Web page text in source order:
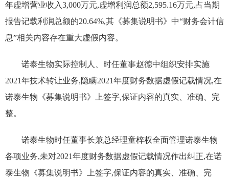
年虚增营业收入3,000万元,虚增利润总额2,595.16万元,占当期
报告记载利润总额的20.64%,其《募集说明书》中“财务会计信
息”相关内容存在重大虚假内容。
诺泰生物实际控制人、时任董事赵德中组织安排实施
2021年技术转让业务,隐瞒2021年度财务数据虚假记载情况,在
诺泰生物《募集说明书》上签字,保证内容的真实、准确、完
整。
诺泰生物时任董事长兼总经理童梓权全面管理诺泰生物
各项业务,未对2021年度财务数据虚假记载情况作出纠正,在诺
泰生物《募集说明书》上签字,保证内容的真实、准确、完